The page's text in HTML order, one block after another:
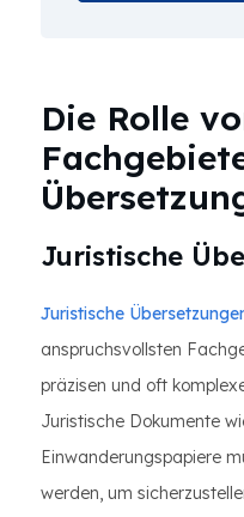
Die Rolle
Juristische
Juristische
anspruchsvollsten
präzisen und oft
Juristische Dokumente
Einwanderungspapiere
werden, um